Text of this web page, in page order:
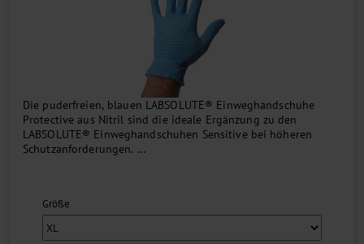
Die puderfreien, blauen LABSOLUTE® Einweghandschuhe
Protective aus Nitril sind die ideale Ergänzung zu den
LABSOLUTE® Einweghandschuhen Sensitive bei höheren
Schutzanforderungen.
Größe